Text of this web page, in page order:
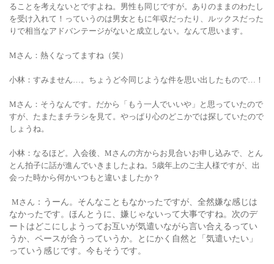
ることを考えないとですよね。男性も同じですが。ありのままのわたし
を受け入れて！っていうのは男女ともに年収だったり、ルックスだった
りで相当なアドバンテージがないと成立しない。なんて思います。
Mさん ：熱くなってますね（笑）
小林：すみません…。ちょうど今同じような件を思い出したもので…！
Mさん ：そうなんです。だから「もう一人でいいや」と思っていたので
すが、たまたまチラシを見て。やっぱり心のどこかでは探していたので
しょうね。
小林：なるほど。入会後、Mさんの方からお見合いお申し込みで、とん
とん拍子に話が進んでいきましたよね。5歳年上のご主人様ですが、出
会った時から何かいつもと違いましたか？
Mさん ：うーん。そんなこともなかったですが、全然嫌な感じは
なかったです。ほんとうに、嫌じゃないって大事ですね。次のデ
ートはどこにしようってお互いが気遣いながら言い合えるってい
うか、ペースが合うっていうか。とにかく自然と「気遣いたい」
っていう感じです。今もそうです。